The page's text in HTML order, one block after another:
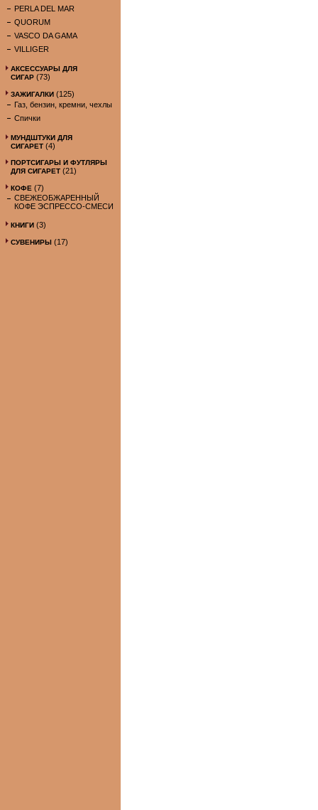
PERLA DEL MAR
QUORUM
VASCO DA GAMA
VILLIGER
АКСЕССУАРЫ ДЛЯ
СИГАР (73)
ЗАЖИГАЛКИ (125)
Газ, бензин, кремни, чехлы
Спички
МУНДШТУКИ ДЛЯ
СИГАРЕТ (4)
ПОРТСИГАРЫ И ФУТЛЯРЫ
ДЛЯ СИГАРЕТ (21)
КОФЕ (7)
СВЕЖЕОБЖАРЕННЫЙ
КОФЕ ЭСПРЕССО-СМЕСИ
КНИГИ (3)
СУВЕНИРЫ (17)